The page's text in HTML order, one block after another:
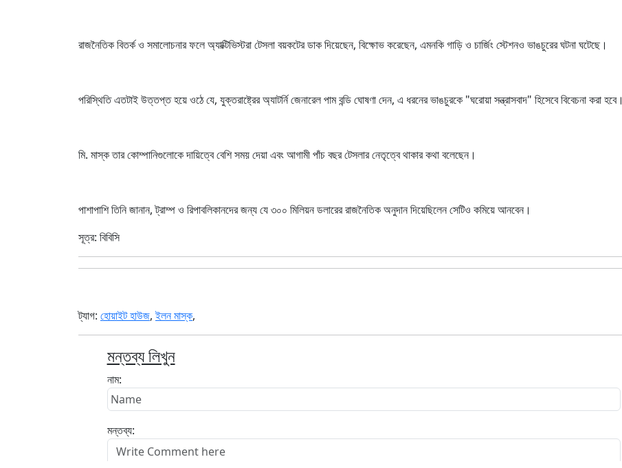
রাজনৈতিক বিতর্ক ও সমালোচনার ফলে অ্যাক্টিভিস্টরা টেসলা বয়কটের ডাক দিয়েছেন, বিক্ষোভ করেছেন, এমনকি গাড়ি ও চার্জিং স্টেশনও ভাঙচুরের ঘটনা ঘটেছে।
পরিস্থিতি এতটাই উত্তপ্ত হয়ে ওঠে যে, যুক্তরাষ্ট্রের অ্যাটর্নি জেনারেল পাম বন্ডি ঘোষণা দেন, এ ধরনের ভাঙচুরকে "ঘরোয়া সন্ত্রাসবাদ" হিসেবে বিবেচনা করা হবে।
মি. মাস্ক তার কোম্পানিগুলোকে দায়িত্বে বেশি সময় দেয়া এবং আগামী পাঁচ বছর টেসলার নেতৃত্বে থাকার কথা বলেছেন।
পাশাপাশি তিনি জানান, ট্রাম্প ও রিপাবলিকানদের জন্য যে ৩০০ মিলিয়ন ডলারের রাজনৈতিক অনুদান দিয়েছিলেন সেটিও কমিয়ে আনবেন।
সূত্র: বিবিসি
ট্যাগ: হোয়াইট হাউজ,ইলন মাস্ক,
মন্তব্য লিখুন
নাম:
মন্তব্য: